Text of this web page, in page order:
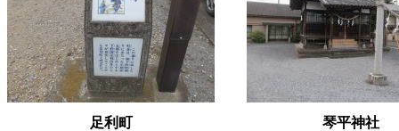
足利町 琴平神社